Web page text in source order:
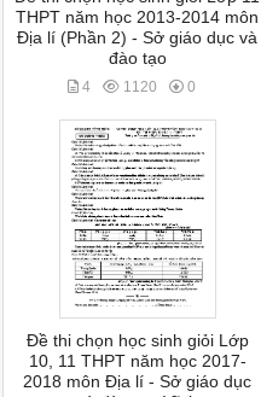
THPT năm học 2013-2014 môn
Địa lí (Phần 2) - Sở giáo dục và
đào tạo
4 1120 0
Đề thi chọn học sinh giỏi Lớp
10, 11 THPT năm học 2017-
2018 môn Địa lí - Sở giáo dục